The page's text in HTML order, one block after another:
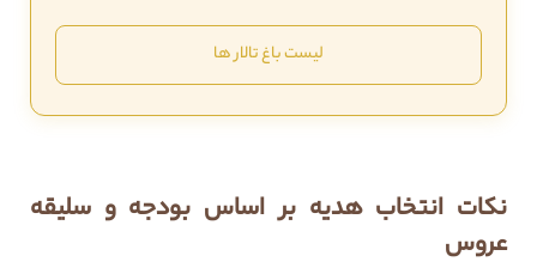
لیست باغ تالار ها
نکات انتخاب هدیه بر اساس بودجه و سلیقه
عروس